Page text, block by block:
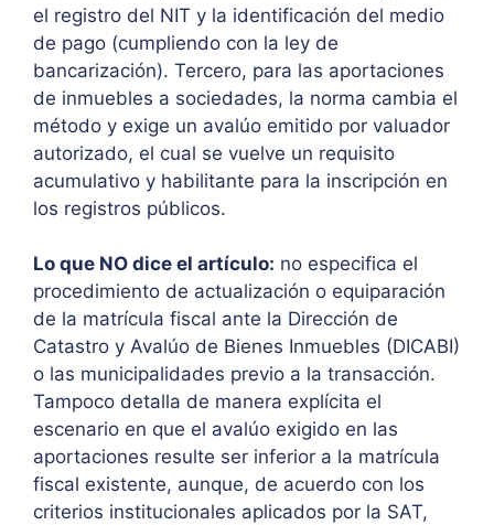
el registro del NIT y la identificación del medio
de pago (cumpliendo con la ley de
bancarización). Tercero, para las aportaciones
de inmuebles a sociedades, la norma cambia el
método y exige un avalúo emitido por valuador
autorizado, el cual se vuelve un requisito
acumulativo y habilitante para la inscripción en
los registros públicos.
Lo que NO dice el artículo: no especifica el
procedimiento de actualización o equiparación
de la matrícula fiscal ante la Dirección de
Catastro y Avalúo de Bienes Inmuebles (DICABI)
o las municipalidades previo a la transacción.
Tampoco detalla de manera explícita el
escenario en que el avalúo exigido en las
aportaciones resulte ser inferior a la matrícula
fiscal existente, aunque, de acuerdo con los
criterios institucionales aplicados por la SAT,